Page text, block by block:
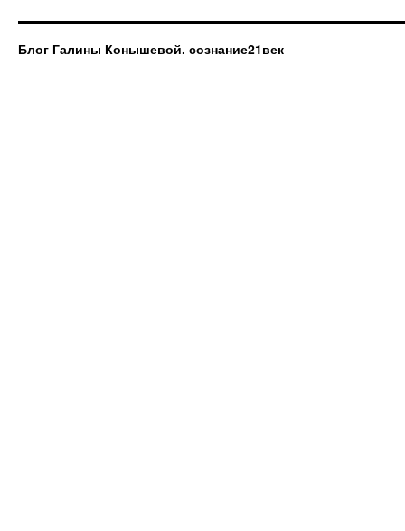
Блог Галины Конышевой. сознание21век